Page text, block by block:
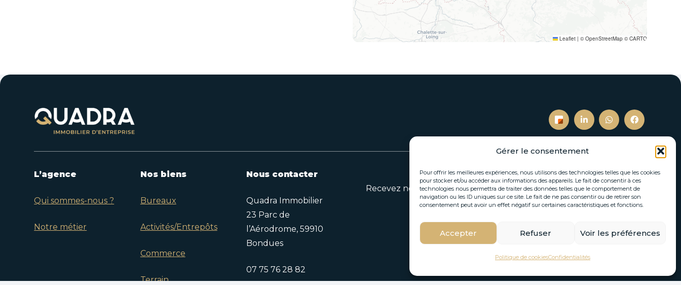
Gérer le consentement
Pour offrir les meilleures expériences, nous utilisons des technologies telles que les cookies
pour stocker et/ou accéder aux informations des appareils. Le fait de consentir à ces
technologies nous permettra de traiter des données telles que le comportement de
navigation ou les ID uniques sur ce site. Le fait de ne pas consentir ou de retirer son
consentement peut avoir un effet négatif sur certaines caractéristiques et fonctions.
Accepter Refuser Voir les préférences
Politique de cookiesConfidentialités
Leaflet | © OpenStreetMap © CARTO
L’agence
Qui sommes-nous ?
Notre métier
Nos biens
Bureaux
Activités/Entrepôts
Commerce
Terrain
Nous contacter
Quadra Immobilier
23 Parc de
l’Aérodrome, 59910
Bondues
07 75 76 28 82
S’inscrire à notre newsletter
Recevez nos opportunités immobilières et actualités directement par
email.
-
i
-
l